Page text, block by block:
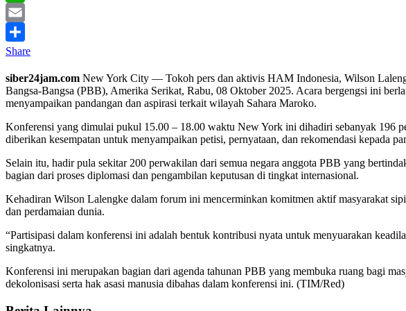
WhatsApp
Email
Share
siber24jam.com New York City — Tokoh pers dan aktivis HAM Indonesia, Wilson
Bangsa-Bangsa (PBB), Amerika Serikat, Rabu, 08 Oktober 2025. Acara bergengsi ini
menyampaikan pandangan dan aspirasi terkait wilayah Sahara Maroko.
Konferensi yang dimulai pukul 15.00 – 18.00 waktu New York ini dihadiri sebanyak 196
diberikan kesempatan untuk menyampaikan petisi, pernyataan, dan rekomendasi kepada
Selain itu, hadir pula sekitar 200 perwakilan dari semua negara anggota PBB yang
bagian dari proses diplomasi dan pengambilan keputusan di tingkat internasional.
Kehadiran Wilson Lalengke dalam forum ini mencerminkan komitmen aktif masyarakat
dan perdamaian dunia.
“Partisipasi dalam konferensi ini adalah bentuk kontribusi nyata untuk menyuarakan
singkatnya.
Konferensi ini merupakan bagian dari agenda tahunan PBB yang membuka ruang bagi
dekolonisasi serta hak asasi manusia dibahas dalam konferensi ini. (TIM/Red)